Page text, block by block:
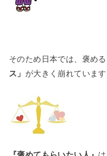
そのため日本では、褒め
ス」 が大きく崩れています